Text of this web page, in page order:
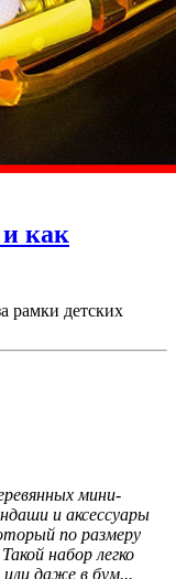
как
рамки детских
мини-
и аксессуары
по размеру
набор легко
или даже в бум...